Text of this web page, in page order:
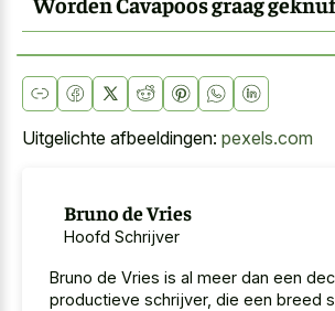
Uitgelichte afbeeldingen: pexels.com
Bruno de Vries
Hoofd Schrijver
Bruno de Vries is al meer dan een
productieve schrijver, die een breed